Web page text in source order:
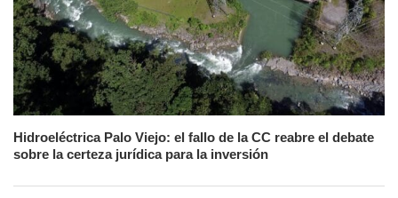
Hidroeléctrica Palo Viejo: el fallo de la CC reabre el debate
sobre la certeza jurídica para la inversión